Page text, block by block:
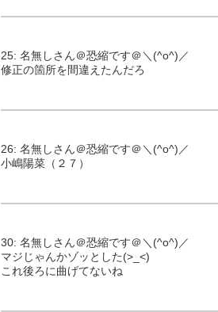
25: 名無しさん＠恐縮です＠＼(^o^)／
修正の箇所を間違えたんだろ
26: 名無しさん＠恐縮です＠＼(^o^)／
小嶋陽菜（２７）
30: 名無しさん＠恐縮です＠＼(^o^)／
マジじゃんかゾッとした(>_<)
これ後ろに曲げてないね